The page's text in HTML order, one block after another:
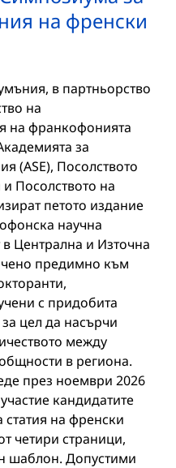
на френски
в партньорство
на
на франкофонията
за
(ASE), Посолството
Посолството на
петото издание
научна
в Централна и Източна
предимно към
с придобита
цел да насърчи
между
в региона.
през ноември 2026
кандидатите
статия на френски
четири страници,
шаблон. Допустими